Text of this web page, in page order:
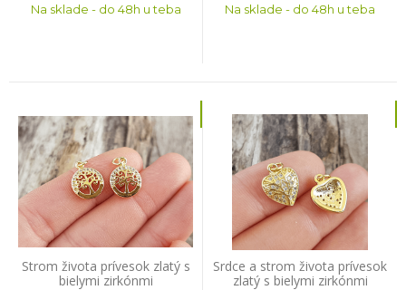
Na sklade - do 48h u teba Na sklade - do 48h u teba
Strom života prívesok zlatý s
bielymi zirkónmi
Srdce a strom života prívesok
zlatý s bielymi zirkónmi